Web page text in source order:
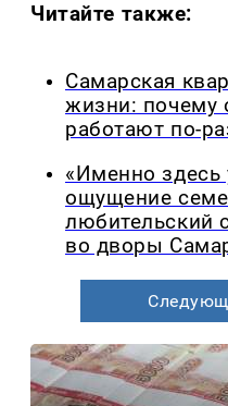
Читайте также:
Самарская
жизни: почему
работают по-
«Именно здесь
ощущение
любительский
во дворы